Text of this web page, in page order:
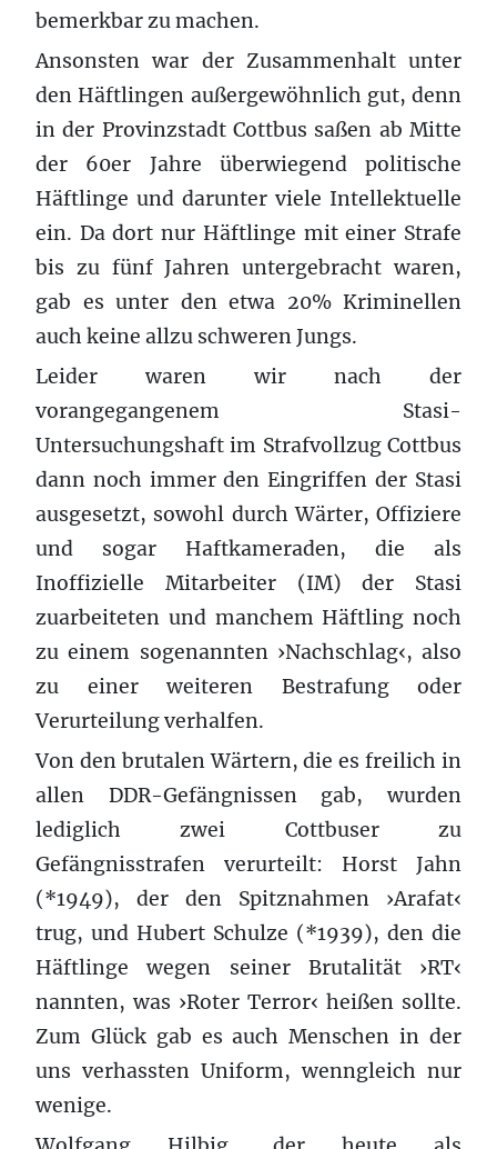
bemerkbar zu machen.
Ansonsten war der Zusammenhalt unter
den Häftlingen außergewöhnlich gut, denn
in der Provinzstadt Cottbus saßen ab Mitte
der 60er Jahre überwiegend politische
Häftlinge und darunter viele Intellektuelle
ein. Da dort nur Häftlinge mit einer Strafe
bis zu fünf Jahren untergebracht waren,
gab es unter den etwa 20% Kriminellen
auch keine allzu schweren Jungs.
Leider waren wir nach der
vorangegangenem Stasi-
Untersuchungshaft im Strafvollzug Cottbus
dann noch immer den Eingriffen der Stasi
ausgesetzt, sowohl durch Wärter, Offiziere
und sogar Haftkameraden, die als
Inoffizielle Mitarbeiter (IM) der Stasi
zuarbeiteten und manchem Häftling noch
zu einem sogenannten ›Nachschlag‹, also
zu einer weiteren Bestrafung oder
Verurteilung verhalfen.
Von den brutalen Wärtern, die es freilich in
allen DDR-Gefängnissen gab, wurden
lediglich zwei Cottbuser zu
Gefängnisstrafen verurteilt: Horst Jahn
(*1949), der den Spitznahmen ›Arafat‹
trug, und Hubert Schulze (*1939), den die
Häftlinge wegen seiner Brutalität ›RT‹
nannten, was ›Roter Terror‹ heißen sollte.
Zum Glück gab es auch Menschen in der
uns verhassten Uniform, wenngleich nur
wenige.